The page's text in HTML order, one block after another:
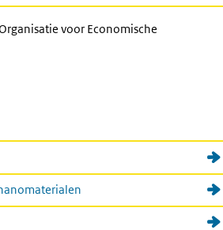
voor Economische